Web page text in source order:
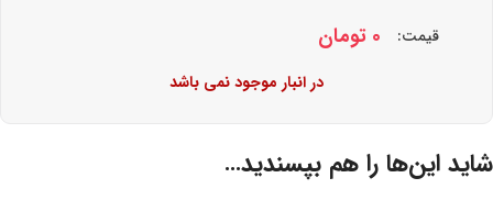
قیمت: 0 تومان
در انبار موجود نمی باشد
شاید این‌ها را هم بپسندید…